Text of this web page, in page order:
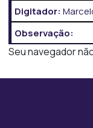
Digitador:
Observação:
Seu navegador